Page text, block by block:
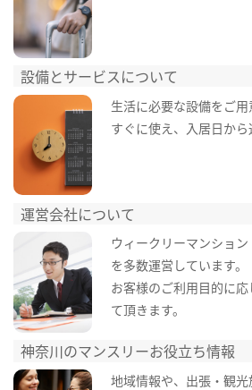
設備とサービスについて
生活に必要な設備をご
すぐに使え、入居日から
運営会社について
ウィークリーマンショ
を多数運営しています。
お客様のご利用目的に
て頂きます。
神奈川のマンスリーお役立ち情報
地域情報や、出張・観